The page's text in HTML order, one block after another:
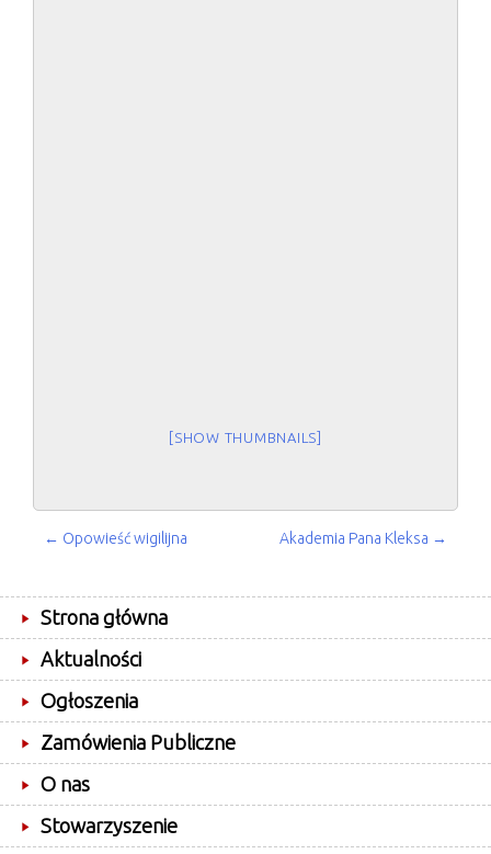
[SHOW THUMBNAILS]
POST
← Opowieść wigilijna Akademia Pana Kleksa →
Strona główna
Aktualności
Ogłoszenia
Zamówienia Publiczne
O nas
Stowarzyszenie